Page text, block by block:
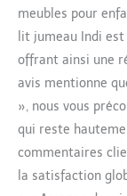
meubles pour
lit jumeau Indi
offrant ainsi une
avis mentionne
», nous vous
qui reste
commentaires
la satisfaction